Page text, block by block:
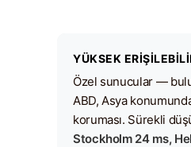
YÜKSEK
Özel sunucular —
ABD, Asya
koruması. Sürekli
Stockholm 24 ms,